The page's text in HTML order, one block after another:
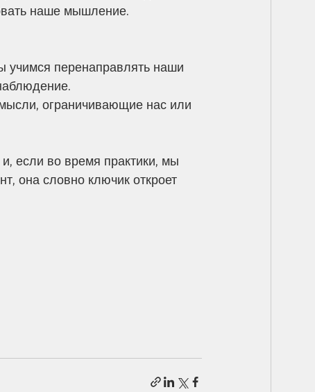
наше мышление.
учимся перенаправлять наши
ограничивающие нас или
если во время практики, мы
она словно ключик откроет